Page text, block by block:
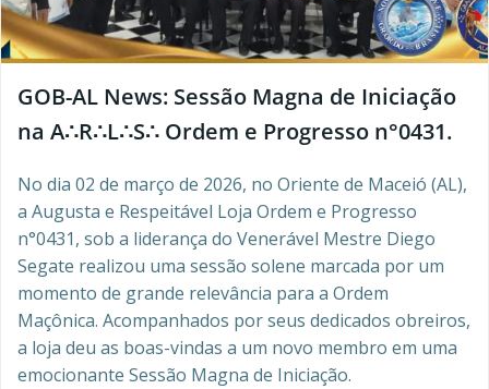
GOB-AL News: Sessão Magna de Iniciação
na A∴R∴L∴S∴ Ordem e Progresso n°0431.
No dia 02 de março de 2026, no Oriente de Maceió (AL),
a Augusta e Respeitável Loja Ordem e Progresso
n°0431, sob a liderança do Venerável Mestre Diego
Segate realizou uma sessão solene marcada por um
momento de grande relevância para a Ordem
Maçônica. Acompanhados por seus dedicados obreiros,
a loja deu as boas-vindas a um novo membro em uma
emocionante Sessão Magna de Iniciação.